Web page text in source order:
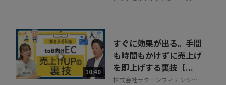
10:40
すぐに効果が出る。手間
も時間もかけずに売上げ
を即上げする裏技【...
株式会社ラクーンフィナンシャ